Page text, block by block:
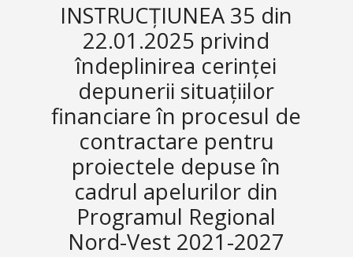
INSTRUCȚIUNEA 35 din
22.01.2025 privind
îndeplinirea cerinței
depunerii situațiilor
financiare în procesul de
contractare pentru
proiectele depuse în
cadrul apelurilor din
Programul Regional
Nord-Vest 2021-2027